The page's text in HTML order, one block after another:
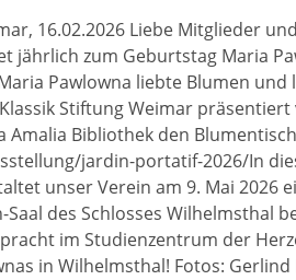
16.02.2026 Liebe Mitglieder
jährlich zum Geburtstag Maria
Pawlowna liebte Blumen
Stiftung Weimar präsentiert
Bibliothek den
jardin-portatif-2026/In
unser Verein am 9. Mai 2026
des Schlosses Wilhelmsthal
im Studienzentrum der
in Wilhelmsthal! Fotos: